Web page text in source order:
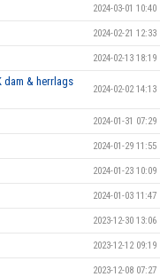
2024-03-01 10:40
2024-02-21 12:33
2024-02-13 18:19
dam & herrlags
2024-02-02 14:13
2024-01-31 07:29
2024-01-29 11:55
2024-01-23 10:09
2024-01-03 11:47
2023-12-30 13:06
2023-12-12 09:19
2023-12-08 07:27